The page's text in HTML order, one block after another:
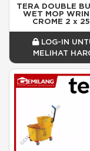
TERA DOUBLE
WET MOP
CROME 2 x
LOG-IN
MELIHAT